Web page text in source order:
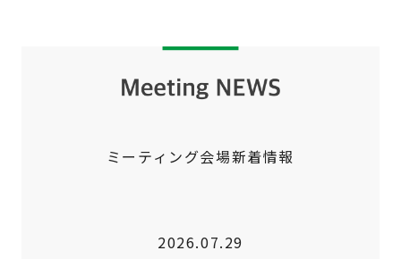
ミーティング会場新着情報
2026.07.29